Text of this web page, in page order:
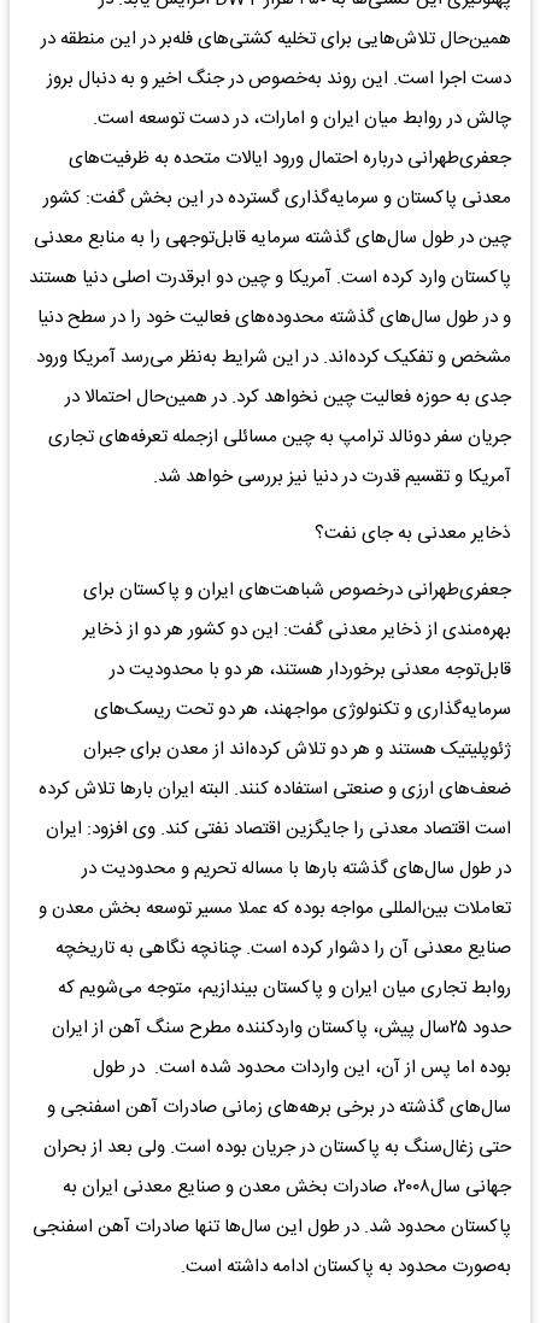
همین‌حال تلاش‌هایی برای تخلیه کشتی‌های فله‌بر در این منطقه در
دست اجرا است. این روند به‌خصوص در جنگ اخیر و به دنبال بروز
چالش در روابط میان ایران و امارات، در دست توسعه است.
جعفری‌طهرانی درباره احتمال ورود ایالات متحده به ظرفیت‌های
معدنی پاکستان و سرمایه‌گذاری گسترده در این بخش گفت: کشور
چین در طول سال‌های گذشته سرمایه قابل‌توجهی را به منابع معدنی
پاکستان وارد کرده است. آمریکا و چین دو ابرقدرت اصلی دنیا هستند
و در طول سال‌های گذشته محدوده‌های فعالیت خود را در سطح دنیا
مشخص و تفکیک کرده‌اند. در این شرایط به‌نظر می‌رسد آمریکا ورود
جدی به حوزه فعالیت چین نخواهد کرد. در همین‌حال احتمالا در
جریان سفر دونالد ترامپ به چین مسائلی ازجمله تعرفه‌های تجاری
آمریکا و تقسیم قدرت در دنیا نیز بررسی خواهد شد.
ذخایر معدنی به جای نفت؟
جعفری‌طهرانی درخصوص شباهت‌های ایران و پاکستان برای
بهره‌مندی از ذخایر معدنی گفت: این دو کشور هر دو از ذخایر
قابل‌توجه معدنی برخوردار هستند، هر دو با محدودیت در
سرمایه‌گذاری و تکنولوژی مواجهند، هر دو تحت ریسک‌های
ژئوپلیتیک هستند و هر دو تلاش کرده‌اند از معدن برای جبران
ضعف‌های ارزی و صنعتی استفاده کنند. البته ایران بارها تلاش کرده
است اقتصاد معدنی را جایگزین اقتصاد نفتی کند. وی افزود: ایران
در طول سال‌های گذشته بارها با مساله تحریم و محدودیت در
تعاملات بین‌المللی مواجه بوده که عملا مسیر توسعه بخش معدن و
صنایع معدنی آن را دشوار کرده است. چنانچه نگاهی به تاریخچه
روابط تجاری میان ایران و پاکستان بیندازیم، متوجه می‌شویم که
حدود ۲۵سال پیش، پاکستان واردکننده مطرح سنگ آهن از ایران
بوده اما پس از آن، این واردات محدود شده است. در طول
سال‌های گذشته در برخی برهه‌های زمانی صادرات آهن اسفنجی و
حتی زغال‌سنگ به پاکستان در جریان بوده است. ولی بعد از بحران
جهانی سال۲۰۰۸، صادرات بخش معدن و صنایع معدنی ایران به
پاکستان محدود شد. در طول این سال‌ها تنها صادرات آهن اسفنجی
به‌صورت محدود به پاکستان ادامه داشته است.